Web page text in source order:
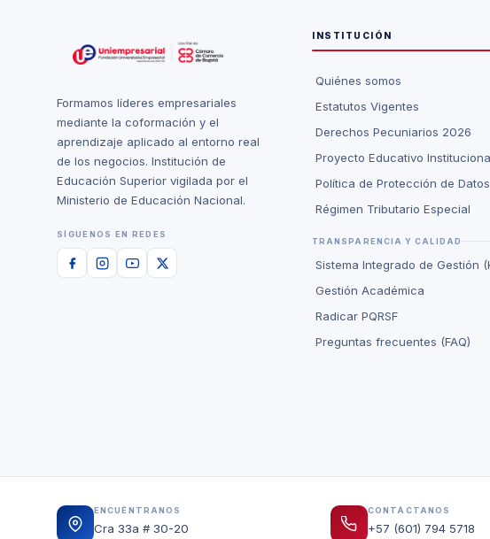
Formamos líderes empresariales
mediante la coformación y el
aprendizaje aplicado al entorno real
de los negocios. Institución de
Educación Superior vigilada por el
Ministerio de Educación Nacional.
SÍGUENOS EN REDES
INSTITUCIÓN
Quiénes somos
Estatutos Vigentes
Derechos Pecuniarios 2026
Proyecto Educativo
Política de Protección de Datos
Régimen Tributario Especial
TRANSPARENCIA Y CALIDAD
Sistema Integrado de Gestión
Gestión Académica
Radicar PQRSF
Preguntas frecuentes (FAQ)
ENCUÉNTRANOS
Cra 33a # 30-20
CONTÁCTANOS
+57 (601) 794 5718